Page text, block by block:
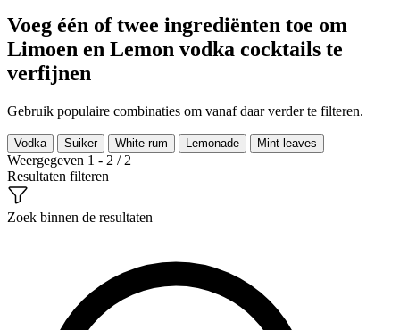
Voeg één of twee ingrediënten toe om
Limoen en Lemon vodka cocktails te
verfijnen
Gebruik populaire combinaties om vanaf daar verder te filteren.
Vodka Suiker White rum Lemonade Mint leaves
Weergegeven 1 - 2 / 2
Resultaten filteren
Zoek binnen de resultaten